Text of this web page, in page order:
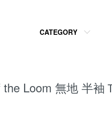
CATEGORY
Loom 無地 半